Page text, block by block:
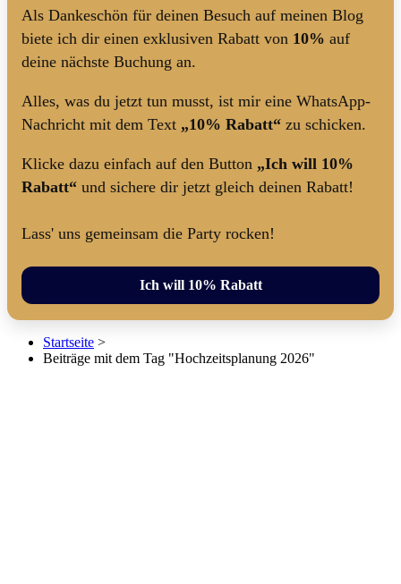
Als Dankeschön für deinen Besuch auf meinen Blog
biete ich dir einen exklusiven Rabatt von 10% auf
deine nächste Buchung an.
Alles, was du jetzt tun musst, ist mir eine WhatsApp-
Nachricht mit dem Text „10% Rabatt“ zu schicken.
Klicke dazu einfach auf den Button „Ich will 10%
Rabatt“ und sichere dir jetzt gleich deinen Rabatt!
Lass' uns gemeinsam die Party rocken!
Ich will 10% Rabatt
Startseite >
Beiträge mit dem Tag "Hochzeitsplanung 2026"